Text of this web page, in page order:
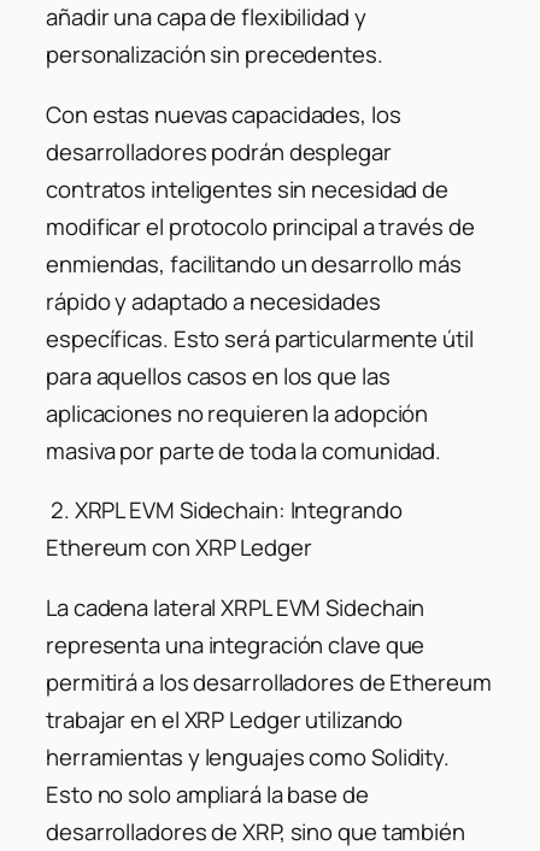
añadir una capa de flexibilidad y
personalización sin precedentes.
Con estas nuevas capacidades, los
desarrolladores podrán desplegar
contratos inteligentes sin necesidad de
modificar el protocolo principal a través de
enmiendas, facilitando un desarrollo más
rápido y adaptado a necesidades
específicas. Esto será particularmente útil
para aquellos casos en los que las
aplicaciones no requieren la adopción
masiva por parte de toda la comunidad.
2. XRPL EVM Sidechain: Integrando
Ethereum con XRP Ledger
La cadena lateral XRPL EVM Sidechain
representa una integración clave que
permitirá a los desarrolladores de Ethereum
trabajar en el XRP Ledger utilizando
herramientas y lenguajes como Solidity.
Esto no solo ampliará la base de
desarrolladores de XRP, sino que también